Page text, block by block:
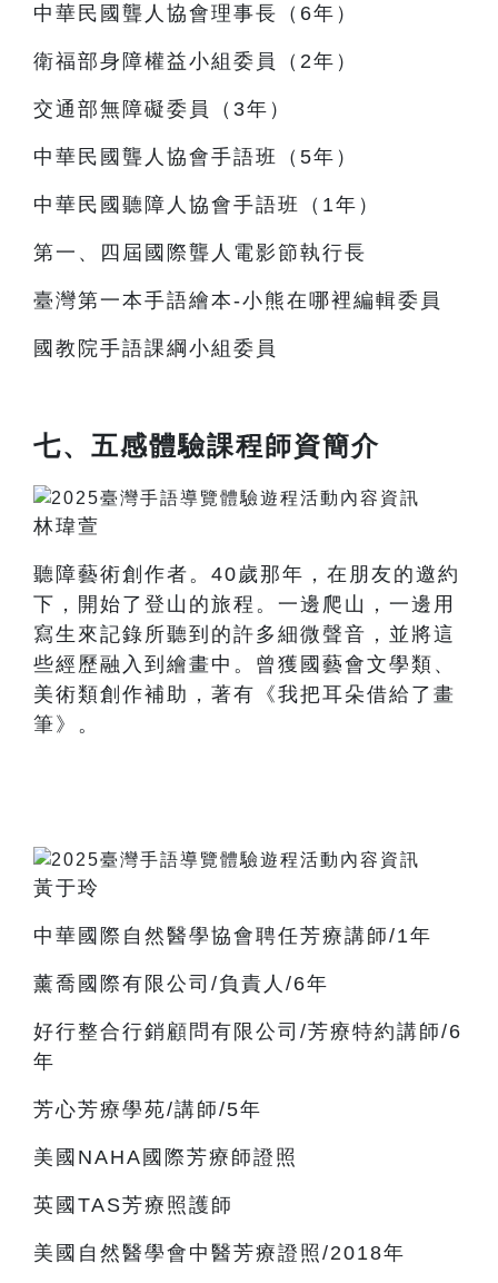
中華民國聾人協會理事長（6年）
衛福部身障權益小組委員（2年）
交通部無障礙委員（3年）
中華民國聾人協會手語班（5年）
中華民國聽障人協會手語班（1年）
第一、四屆國際聾人電影節執行長
臺灣第一本手語繪本-小熊在哪裡編輯委員
國教院手語課綱小組委員
七、五感體驗課程師資簡介
林瑋萱
聽障藝術創作者。40歲那年，在朋友的邀約
下，開始了登山的旅程。一邊爬山，一邊用
寫生來記錄所聽到的許多細微聲音，並將這
些經歷融入到繪畫中。曾獲國藝會文學類、
美術類創作補助，著有《我把耳朵借給了畫
筆》。
黃于玲
中華國際自然醫學協會聘任芳療講師/1年
薰喬國際有限公司/負責人/6年
好行整合行銷顧問有限公司/芳療特約講師/6
年
芳心芳療學苑/講師/5年
美國NAHA國際芳療師證照
英國TAS芳療照護師
美國自然醫學會中醫芳療證照/2018年